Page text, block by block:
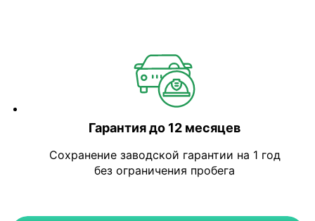
Гарантия до 12 месяцев
Сохранение заводской гарантии на 1 год
без ограничения пробега